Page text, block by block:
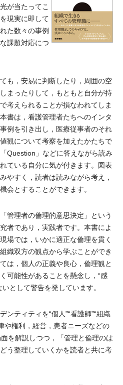
が当たってこ
現実に即して
た数々の事例
課題対応につ
も，安易に判断したり，周囲の空
まったりして，もともと自分が持
考えられることが損なわれてしま
書は，看護管理者たちへのインタ
例を引き出し，医療従事者のそれ
観について考察を加えたかたちで
Question」などに答えながら読み
ている自分に気が付きます。図表
やすく，読者は読みながら考え，
会とすることができます。
管理者の倫理的意思決定」という
者であり，実践者です。本書によ
場では，いかに適正な倫理を貫く
織双方の観点から学ぶことができ
は，個人の正義や良心，倫理観と
可能性があることを懸念し，“感
として警告を発しています。
ティティを“個人”“看護師”“組織
や権利，経営，患者ニーズなどの
を解説しつつ，「管理と倫理のは
う整理していくかを読者と共に考